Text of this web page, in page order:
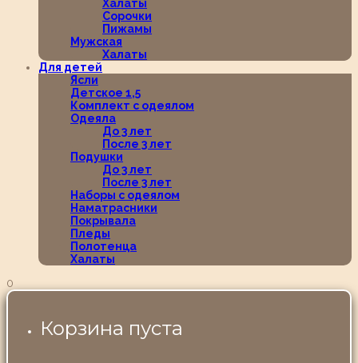
Халаты
Сорочки
Пижамы
Мужская
Халаты
Для детей
Ясли
Детское 1,5
Комплект с одеялом
Одеяла
До 3 лет
После 3 лет
Подушки
До 3 лет
После 3 лет
Наборы с одеялом
Наматрасники
Покрывала
Пледы
Полотенца
Халаты
0
Корзина пуста